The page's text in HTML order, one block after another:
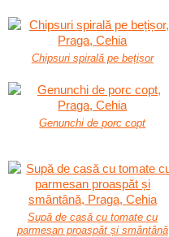
Chipsuri spirală pe bețișor
Genunchi de porc copt
Supă de casă cu tomate cu
parmesan proaspăt și smântână